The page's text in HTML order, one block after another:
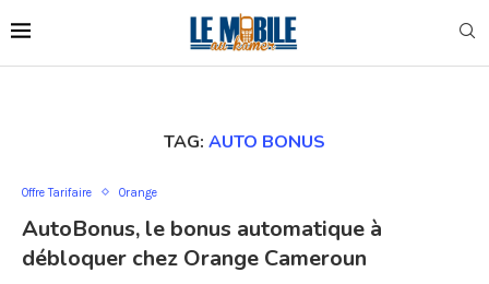
TAG: AUTO BONUS
Offre Tarifaire Orange
AutoBonus, le bonus automatique à
débloquer chez Orange Cameroun